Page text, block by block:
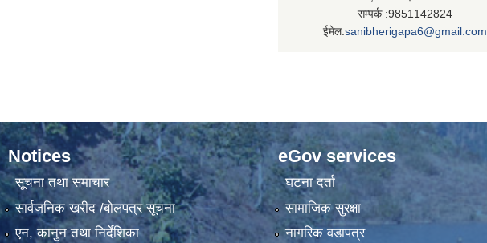
सम्पर्क :9851142824
ईमेल:sanibherigapa6@gmail.com
Notices
सूचना तथा समाचार
सार्वजनिक खरीद /बोलपत्र सूचना
एन, कानुन तथा निर्देशिका
eGov services
घटना दर्ता
सामाजिक सुरक्षा
नागरिक वडापत्र